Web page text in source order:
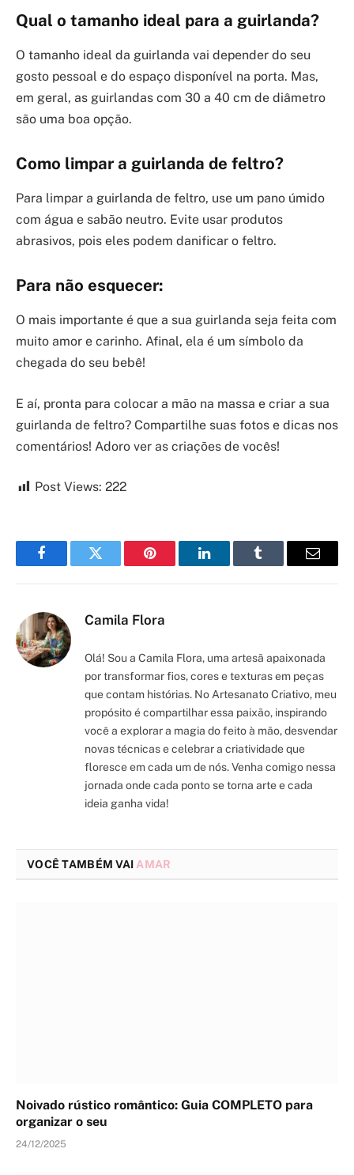
Qual o tamanho ideal para a guirlanda?
O tamanho ideal da guirlanda vai depender do seu
gosto pessoal e do espaço disponível na porta. Mas,
em geral, as guirlandas com 30 a 40 cm de diâmetro
são uma boa opção.
Como limpar a guirlanda de feltro?
Para limpar a guirlanda de feltro, use um pano úmido
com água e sabão neutro. Evite usar produtos
abrasivos, pois eles podem danificar o feltro.
Para não esquecer:
O mais importante é que a sua guirlanda seja feita com
muito amor e carinho. Afinal, ela é um símbolo da
chegada do seu bebê!
E aí, pronta para colocar a mão na massa e criar a sua
guirlanda de feltro? Compartilhe suas fotos e dicas nos
comentários! Adoro ver as criações de vocês!
Post Views: 222
FacebookTwitter Pinterest LinkedInTumblr Email
Camila Flora
Olá! Sou a Camila Flora, uma artesã apaixonada
por transformar fios, cores e texturas em peças
que contam histórias. No Artesanato Criativo, meu
propósito é compartilhar essa paixão, inspirando
você a explorar a magia do feito à mão, desvendar
novas técnicas e celebrar a criatividade que
floresce em cada um de nós. Venha comigo nessa
jornada onde cada ponto se torna arte e cada
ideia ganha vida!
VOCÊ TAMBÉM VAI AMAR
Noivado rústico romântico: Guia COMPLETO para
organizar o seu
24/12/2025